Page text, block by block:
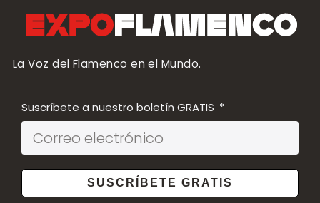
La Voz del Flamenco en el Mundo.
Suscríbete a nuestro boletín GRATIS
SUSCRÍBETE GRATIS